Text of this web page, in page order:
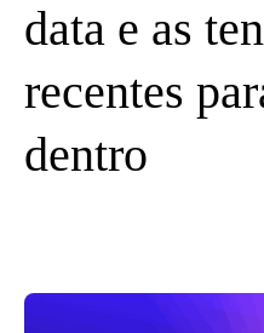
data e as
recentes
dentro